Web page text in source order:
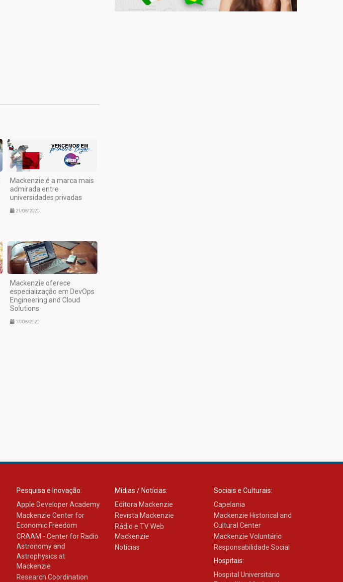
Mackenzie é a marca mais
admirada entre
universidades privadas
21/08/2020
Mackenzie oferece
especialização em DevOps
Engineering and Cloud
Solutions
17/08/2020
Pesquisa e Inovação:
Apple Developer Academy
Mackenzie Center for
Economic Freedom
CRAAM - Center for Radio
Astronomy and
Astrophysics at
Mackenzie
Research Coordination
Mídias / Notícias:
Editora Mackenzie
Revista Mackenzie
Rádio e TV Web
Mackenzie
Notícias
Sociais e Culturais:
Capelania
Mackenzie Historical and
Cultural Center
Mackenzie Voluntário
Responsabilidade Social
Hospitais:
Hospital Universitário